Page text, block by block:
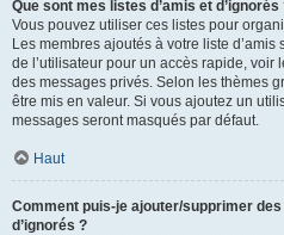
Que sont mes listes d’amis et d’ignorés
Vous pouvez utiliser ces listes pour
Les membres ajoutés à votre liste
de l’utilisateur pour un accès rapide,
des messages privés. Selon les thèmes
être mis en valeur. Si vous ajoutez un
messages seront masqués par défaut.
Haut
Comment puis-je ajouter/supprimer
d’ignorés ?